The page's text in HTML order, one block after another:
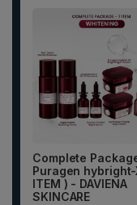
Complete
Puragen hybright-
ITEM ) - DAVIENA
SKINCARE